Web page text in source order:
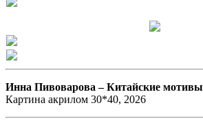
Инна Пивоварова –Китайские мотивы
Картина акрилом 30*40, 2026